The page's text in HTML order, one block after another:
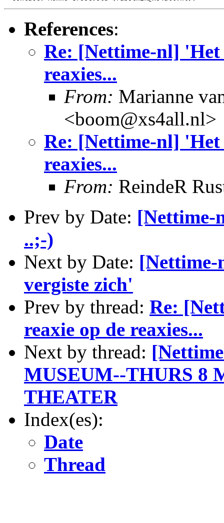
References:
Re: [Nettime-nl]
reaxies...
From: Marianne
<boom@xs4all.nl>
Re: [Nettime-nl]
reaxies...
From: ReindeR
Prev by Date: [Nettime-
..;-)
Next by Date: [Nettime-
vergiste zich'
Prev by thread: Re:
reaxie op de reaxies...
Next by thread:
MUSEUM--THURS 8
THEATER
Index(es):
Date
Thread